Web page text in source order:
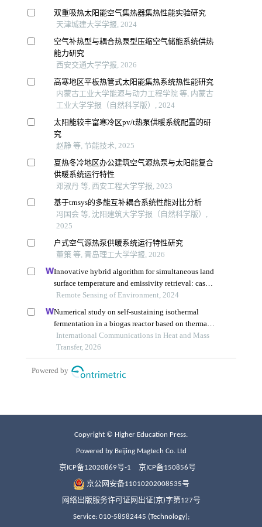
Copyright © Higher Education Press.
Powered by Beijing Magtech Co. Ltd
京ICP备12020869号-1 京ICP备150856号
京公网安备11010202008535号
网络出版服务许可证网出证(京)字第127号
Service: 010-58582445 (Technology);